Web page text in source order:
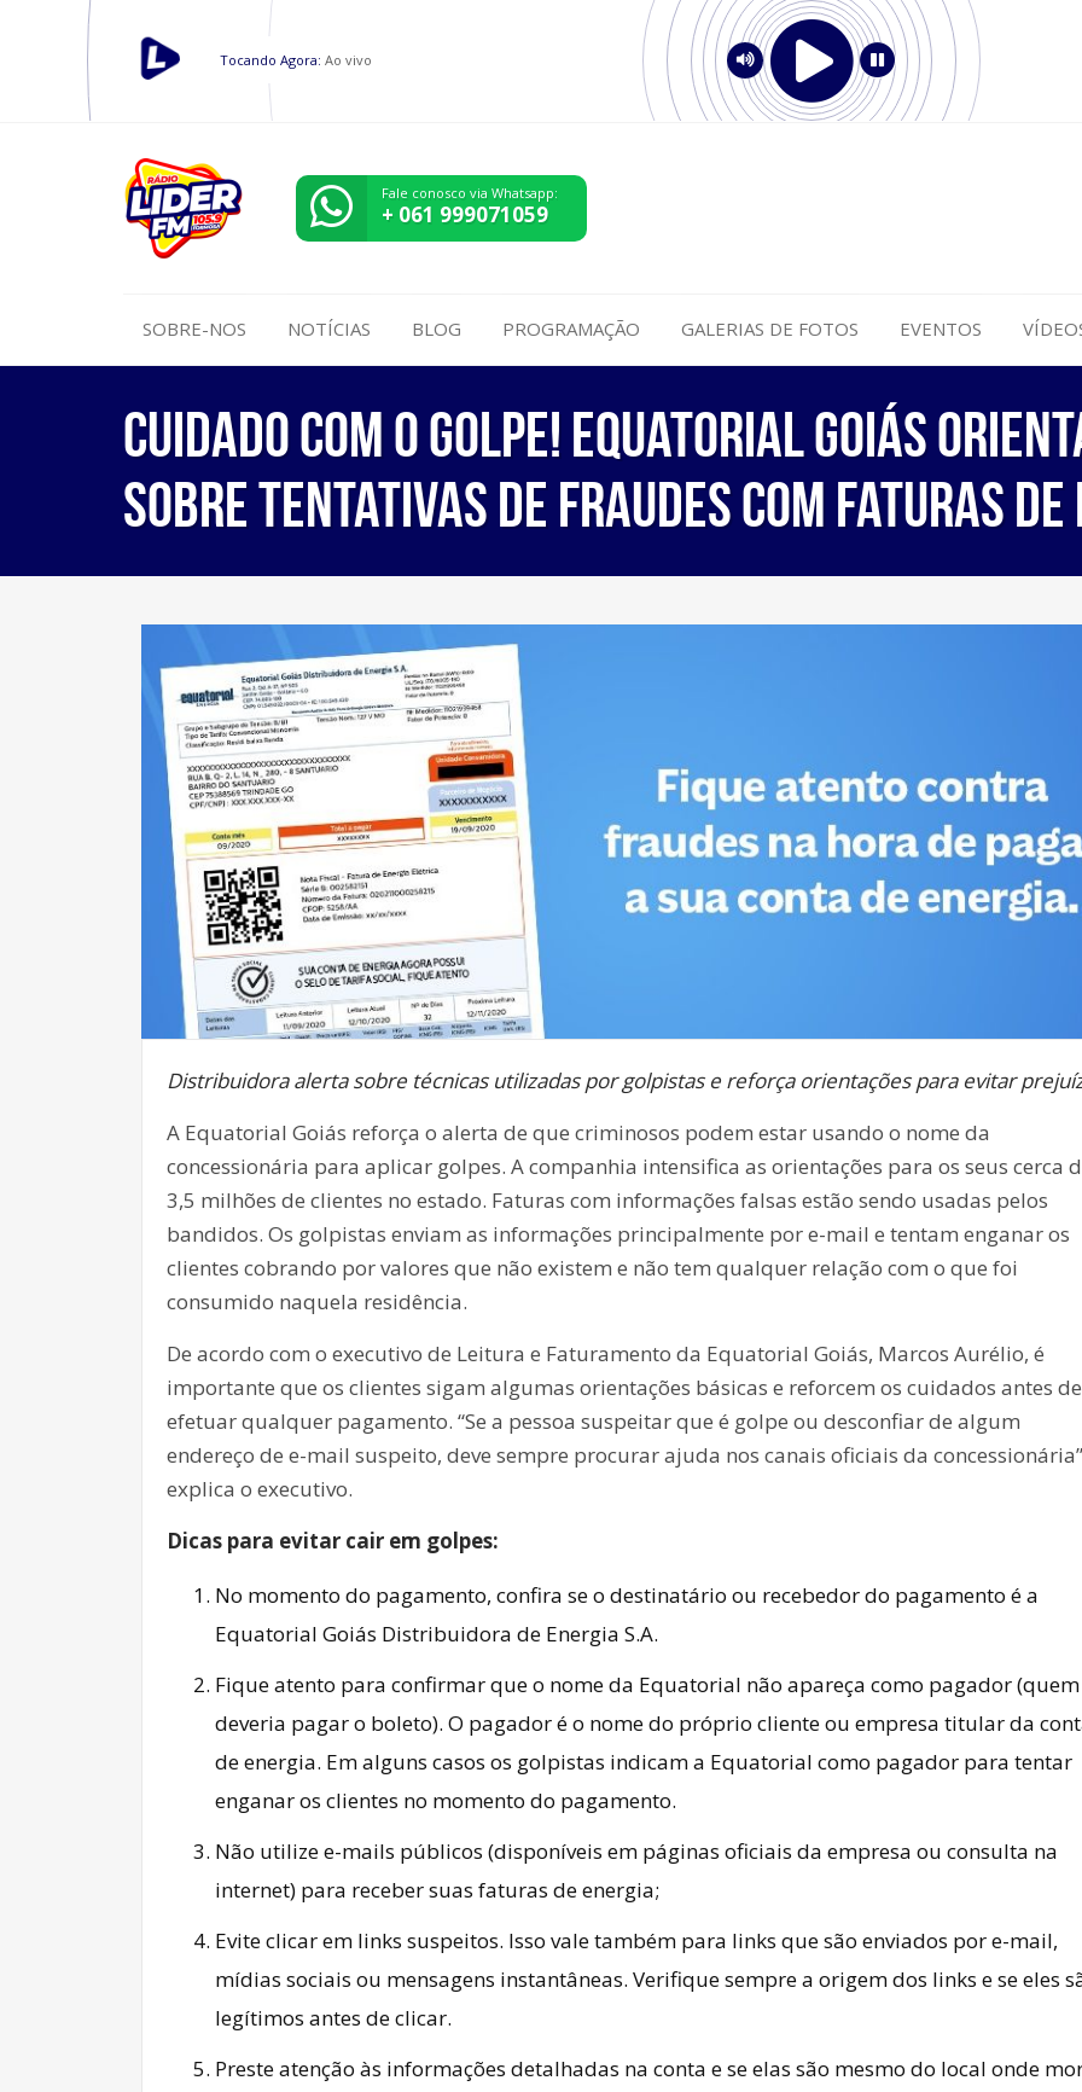
Tocando Agora: Ao vivo
Fale conosco via Whatsapp:
+ 061 999071059
SOBRE-NOS NOTÍCIAS BLOG PROGRAMAÇÃO GALERIAS DE FOTOS EVENTOS
Cuidado com o golpe! Equatorial Goiás
sobre tentativas de fraudes com faturas de
Distribuidora alerta sobre técnicas utilizadas por golpistas e reforça orientações para evitar
A Equatorial Goiás reforça o alerta de que criminosos podem estar usando o nome da
concessionária para aplicar golpes. A companhia intensifica as orientações para os seus cerca
3,5 milhões de clientes no estado. Faturas com informações falsas estão sendo usadas pelos
bandidos. Os golpistas enviam as informações principalmente por e-mail e tentam enganar os
clientes cobrando por valores que não existem e não tem qualquer relação com o que foi
consumido naquela residência.
De acordo com o executivo de Leitura e Faturamento da Equatorial Goiás, Marcos Aurélio, é
importante que os clientes sigam algumas orientações básicas e reforcem os cuidados antes de
efetuar qualquer pagamento. “Se a pessoa suspeitar que é golpe ou desconfiar de algum
endereço de e-mail suspeito, deve sempre procurar ajuda nos canais oficiais da
explica o executivo.
Dicas para evitar cair em golpes:
No momento do pagamento, confira se o destinatário ou recebedor do pagamento é a
Equatorial Goiás Distribuidora de Energia S.A.
Fique atento para confirmar que o nome da Equatorial não apareça como pagador (quem
deveria pagar o boleto). O pagador é o nome do próprio cliente ou empresa titular da
de energia. Em alguns casos os golpistas indicam a Equatorial como pagador para tentar
enganar os clientes no momento do pagamento.
Não utilize e-mails públicos (disponíveis em páginas oficiais da empresa ou consulta na
internet) para receber suas faturas de energia;
Evite clicar em links suspeitos. Isso vale também para links que são enviados por e-mail,
mídias sociais ou mensagens instantâneas. Verifique sempre a origem dos links e se eles
legítimos antes de clicar.
Preste atenção às informações detalhadas na conta e se elas são mesmo do local onde